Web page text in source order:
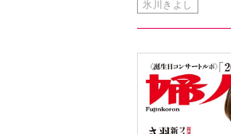
氷川きよし